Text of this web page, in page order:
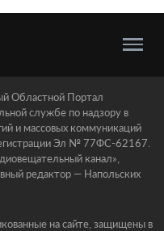
Областной Портал
службе по надзору в
и массовых коммуникаций
Эл № 77ФС-62167.
канал»,
редактор — Напольских
на сайте, защищены в